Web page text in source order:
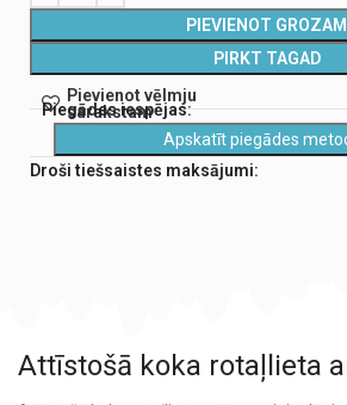
PIEVIENOT GROZAM
PIRKT TAGAD
Pievienot vēlmju
sarakstam
Piegādes iespējas:
Apskatīt piegādes
Droši tiešsaistes maksājumi:
Attīstošā koka rotaļlieta